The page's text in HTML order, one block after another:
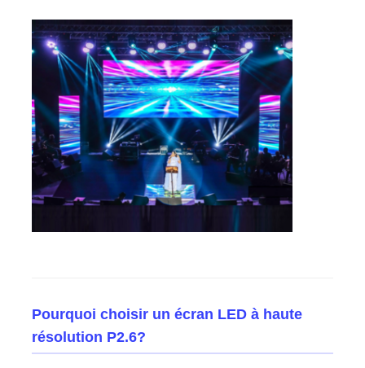
Écran LED SMD
Panneau d'affichage extérieur à LED
Panneau d'affichage led extérieur
Pourquoi choisir un écran LED à haute
résolution P2.6?